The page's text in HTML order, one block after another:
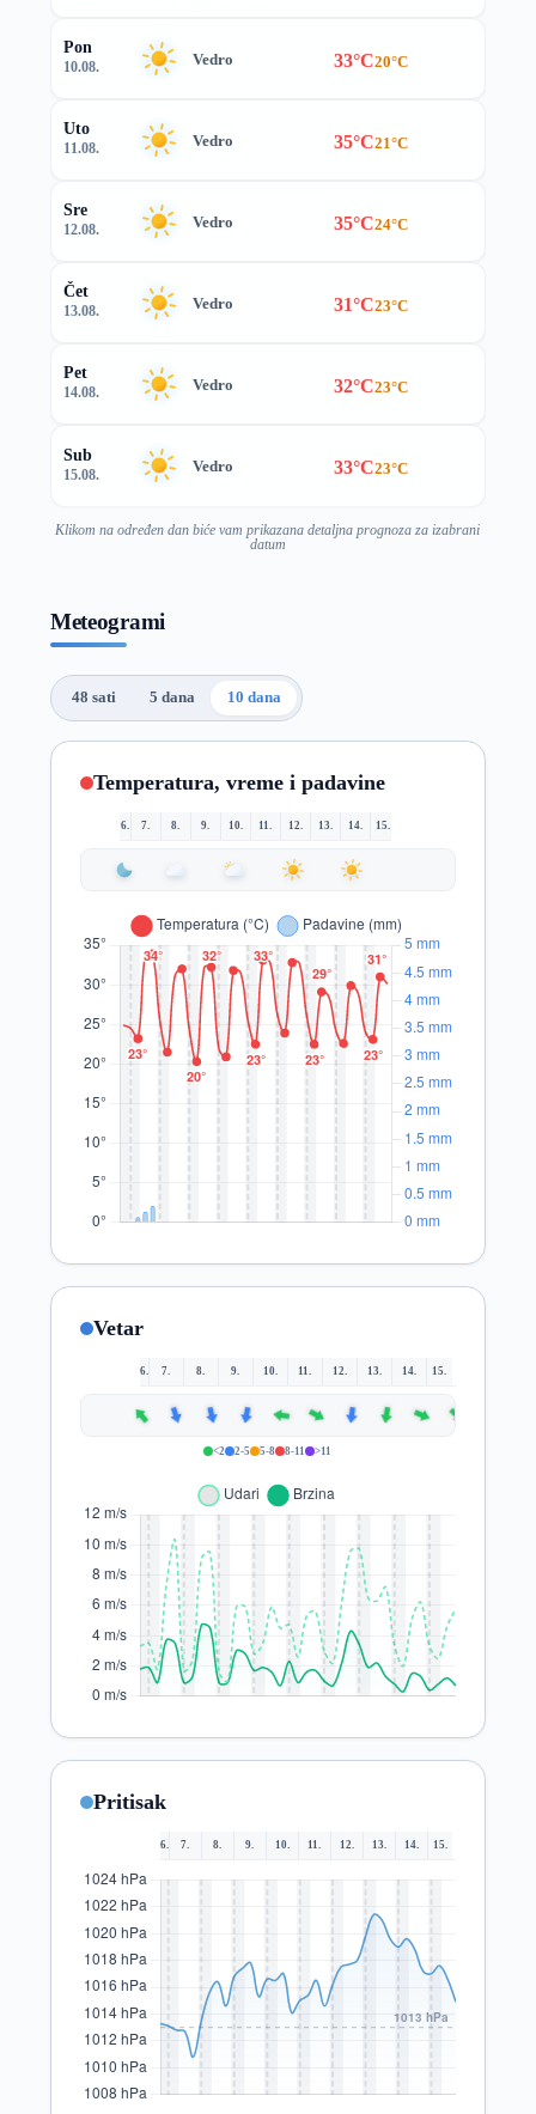
Pon
10.08. Vedro 33°C20°C
Uto
11.08. Vedro 35°C21°C
Sre
12.08. Vedro 35°C24°C
Čet
13.08. Vedro 31°C23°C
Pet
14.08. Vedro 32°C23°C
Sub
15.08. Vedro 33°C23°C
Klikom na određen dan biće vam prikazana detaljna prognoza za izabrani
datum
Meteogrami
48 sati 5 dana 10 dana
Temperatura, vreme i padavine
6. 7. 8. 9. 10. 11. 12. 13. 14. 15.
Vetar
6. 7. 8. 9. 10. 11. 12. 13. 14. 15.
Pritisak
6. 7. 8. 9. 10. 11. 12. 13. 14. 15.